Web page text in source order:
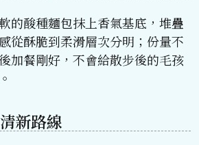
的酸種麵包抹上香氣基底，堆疊
從酥脆到柔滑層次分明；份量不
加餐剛好，不會給散步後的毛孩
新路線